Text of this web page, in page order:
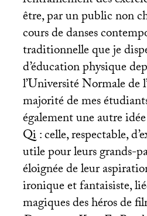
être, par un public non
cours de danses
traditionnelle que je
d’éducation physique
l’Université Normale de
majorité de mes
également une autre
Qi : celle, respectable,
utile pour leurs grands-
éloignée de leur
ironique et fantaisiste,
magiques des héros de